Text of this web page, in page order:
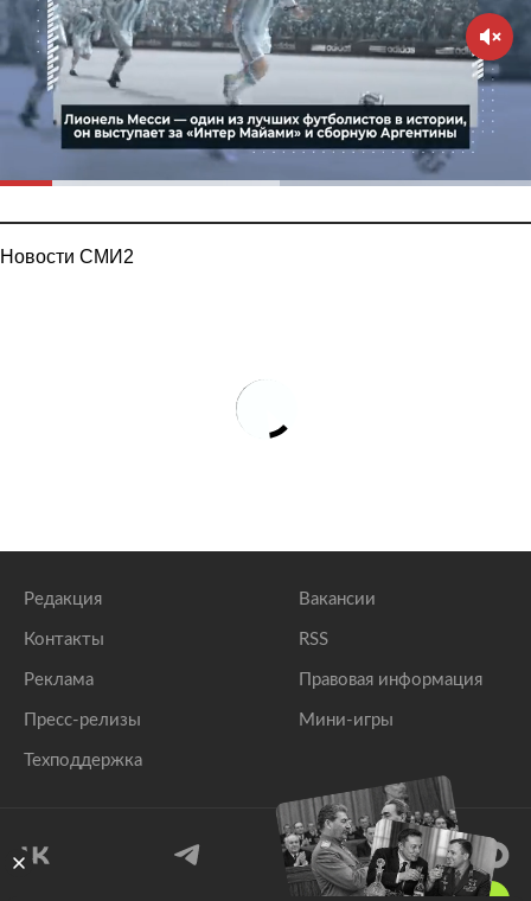
Новости СМИ2
Редакция
Контакты
Реклама
Пресс-релизы
Техподдержка
Вакансии
RSS
Правовая информация
Мини-игры